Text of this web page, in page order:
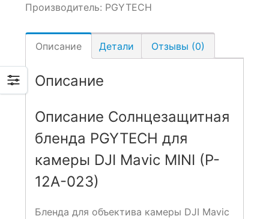
Производитель: PGYTECH
Описание Детали Отзывы (0)
Описание
Описание Солнцезащитная
бленда PGYTECH для
камеры DJI Mavic MINI (P-
12A-023)
Бленда для объектива камеры DJI Mavic